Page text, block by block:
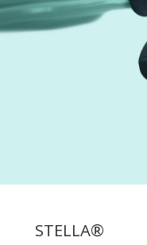
STELLA®